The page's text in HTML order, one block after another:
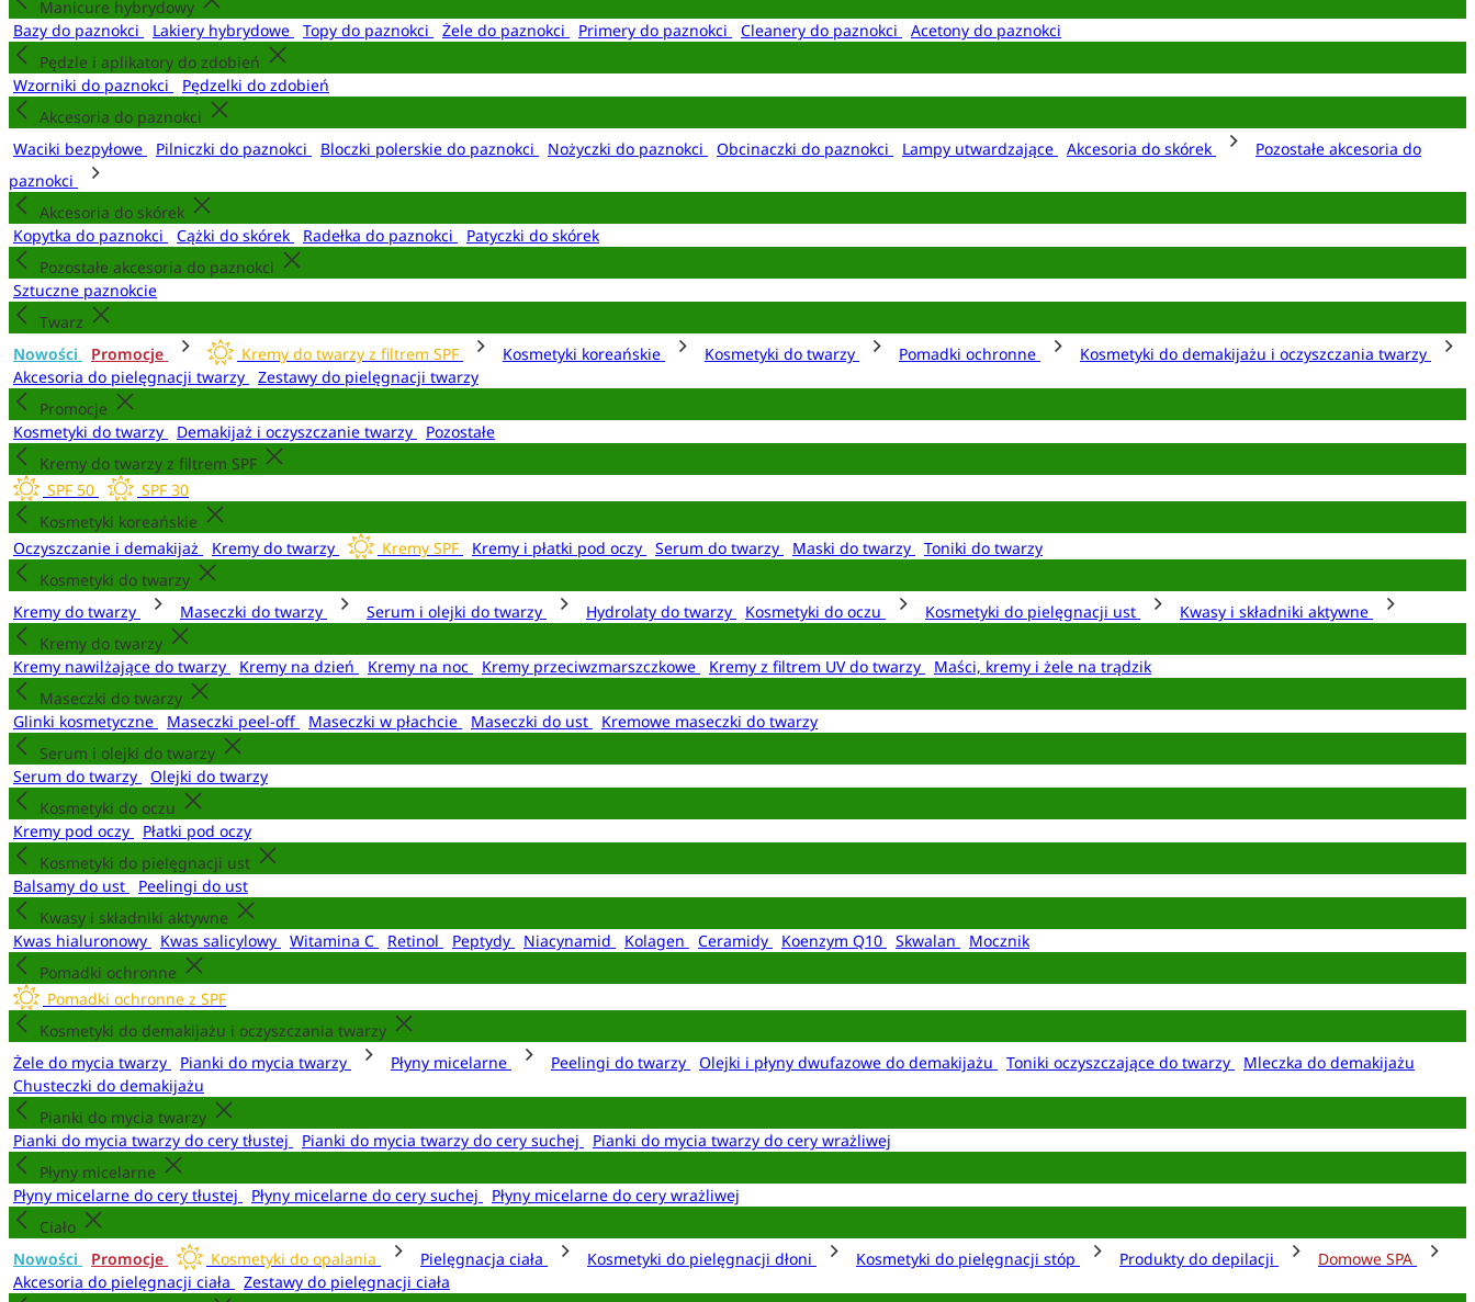
Manicure hybrydowy
Bazy do paznokci
Lakiery hybrydowe Topy do paznokci Żele do paznokci Primery do paznokci Cleanery do paznokci
Acetony do paznokci
Pędzle i aplikatory do zdobień
Wzorniki do paznokci
Pędzelki do zdobień
Akcesoria do paznokci
Waciki bezpyłowe
Pilniczki do paznokci Bloczki polerskie do paznokci Nożyczki do paznokci Obcinaczki do paznokci Lampy utwardzające Akcesoria do skórek
Pozostałe akcesoria do
paznokci
Akcesoria do skórek
Kopytka do paznokci
Cążki do skórek Radełka do paznokci
Patyczki do skórek
Pozostałe akcesoria do paznokci
Sztuczne paznokcie
Twarz
Nowości
Promocje Kremy do twarzy z filtrem SPF Kosmetyki koreańskie Kosmetyki do twarzy Pomadki ochronne
Kosmetyki do demakijażu i oczyszczania twarzy
Akcesoria do pielęgnacji twarzy
Zestawy do pielęgnacji twarzy
Promocje
Kosmetyki do twarzy
Demakijaż i oczyszczanie twarzy
Pozostałe
Kremy do twarzy z filtrem SPF
SPF 50
SPF 30
Kosmetyki koreańskie
Oczyszczanie i demakijaż
Kremy do twarzy Kremy SPF Kremy i płatki pod oczy Serum do twarzy Maski do twarzy
Toniki do twarzy
Kosmetyki do twarzy
Kremy do twarzy
Maseczki do twarzy Serum i olejki do twarzy Hydrolaty do twarzy Kosmetyki do oczu Kosmetyki do pielęgnacji ust
Kwasy i składniki aktywne
Kremy do twarzy
Kremy nawilżające do twarzy
Kremy na dzień Kremy na noc Kremy przeciwzmarszczkowe Kremy z filtrem UV do twarzy
Maści, kremy i żele na trądzik
Maseczki do twarzy
Glinki kosmetyczne
Maseczki peel-off Maseczki w płachcie Maseczki do ust
Kremowe maseczki do twarzy
Serum i olejki do twarzy
Serum do twarzy
Olejki do twarzy
Kosmetyki do oczu
Kremy pod oczy
Płatki pod oczy
Kosmetyki do pielęgnacji ust
Balsamy do ust
Peelingi do ust
Kwasy i składniki aktywne
Kwas hialuronowy
Kwas salicylowy Witamina C Retinol Peptydy Niacynamid Kolagen Ceramidy Koenzym Q10 Skwalan
Mocznik
Pomadki ochronne
Pomadki ochronne z SPF
Kosmetyki do demakijażu i oczyszczania twarzy
Żele do mycia twarzy
Pianki do mycia twarzy Płyny micelarne Peelingi do twarzy Olejki i płyny dwufazowe do demakijażu Toniki oczyszczające do twarzy
Mleczka do demakijażu
Chusteczki do demakijażu
Pianki do mycia twarzy
Pianki do mycia twarzy do cery tłustej
Pianki do mycia twarzy do cery suchej
Pianki do mycia twarzy do cery wrażliwej
Płyny micelarne
Płyny micelarne do cery tłustej
Płyny micelarne do cery suchej
Płyny micelarne do cery wrażliwej
Ciało
Nowości
Promocje Kosmetyki do opalania Pielęgnacja ciała Kosmetyki do pielęgnacji dłoni Kosmetyki do pielęgnacji stóp Produkty do depilacji
Domowe SPA
Akcesoria do pielęgnacji ciała
Zestawy do pielęgnacji ciała